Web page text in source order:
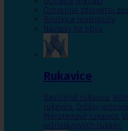
Ochranné zdravotní
Roušky a respirátory
Návleky na obuv
Rukavice
Bavlněné rukavice,
rukavice, Držáky
Mikrotenové rukavice,
jednorázových rukavic